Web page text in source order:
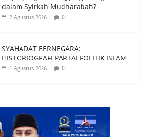
dalam Syirkah Mudharabah?
2 Agustus 2026 0
SYAHADAT BERNEGARA:
HISTORIOGRAFI PARTAI POLITIK ISLAM
1 Agustus 2026 0